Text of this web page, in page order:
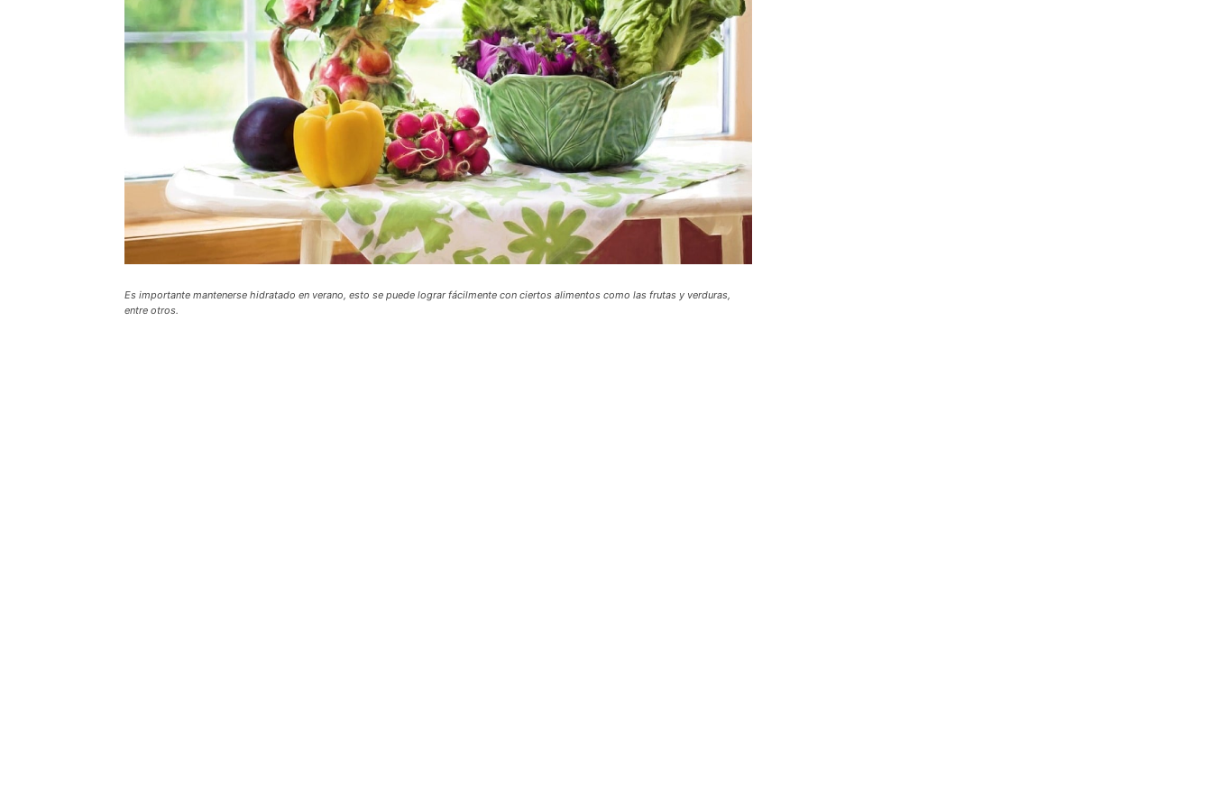
Es importante mantenerse hidratado en verano, esto se puede lograr fácilmente con ciertos alimentos como las frutas y verduras,
entre otros.